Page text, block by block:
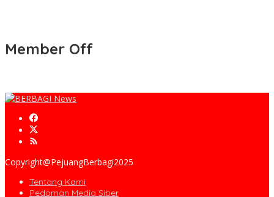
Member Off
Copyright@PejuangBerbagi2025
Tentang Kami
Pedoman Media Siber